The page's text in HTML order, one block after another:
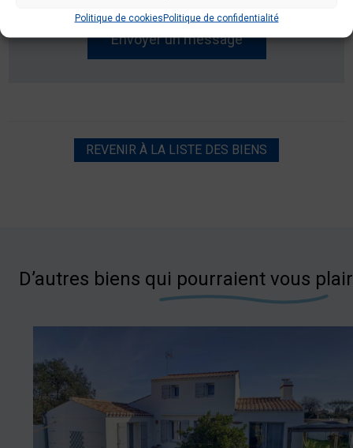
Politique de cookiesPolitique de confidentialité
REVENIR À LA LISTE DES BIENS
D’autres biens qui pourraient vous